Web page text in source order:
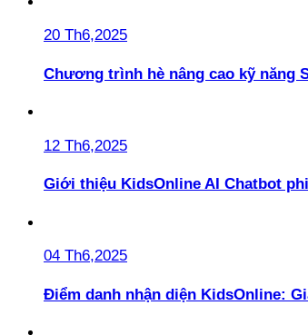
20 Th6,2025
Chương trình hè nâng cao kỹ năng
12 Th6,2025
Giới thiệu KidsOnline AI Chatbot
04 Th6,2025
Điểm danh nhận diện KidsOnline: